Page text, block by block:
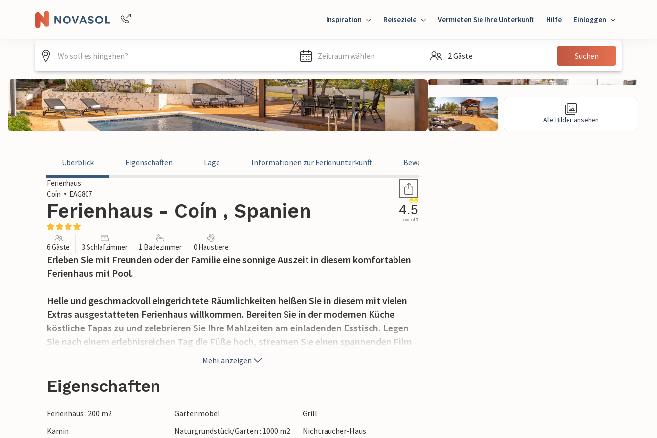
+4940688715475
Inspiration Reiseziele Vermieten Sie Ihre Unterkunft Hilfe Einloggen
Einloggen
Gast
Zeitraum wählen 2 Gäste Suchen
Alle Bilder ansehen
Überblick Eigenschaften Lage Informationen zur Ferienunterkunft Bewertungen
Ferienhaus
Coín
EAG807
Ferienhaus - Coín , Spanien 4.5
out of 5
6 Gäste 3 Schlafzimmer 1 Badezimmer 0 Haustiere
Erleben Sie mit Freunden oder der Familie eine sonnige Auszeit in diesem komfortablen
Ferienhaus mit Pool.
Helle und geschmackvoll eingerichtete Räumlichkeiten heißen Sie in diesem mit vielen
Extras ausgestatteten Ferienhaus willkommen. Bereiten Sie in der modernen Küche
köstliche Tapas zu und zelebrieren Sie Ihre Mahlzeiten am einladenden Esstisch. Legen
Sie nach einem erlebnisreichen Tag die Füße hoch, streamen Sie einen spannenden Film
oder machen Sie es sich im behaglichen Wohnzimmer für einen Spieleabend bequem.
Der gepflegte Außenbereich ist wie geschaffen für lange Tage unter der andalusischen
Sonne. Erfrischen Sie sich nach Lust und Laune im Pool, entspannen Sie auf den
bequemen Sonnenliegen und feiern Sie laue Sommernächte mit herrlichen Grillabenden
Mehr anzeigen
Eigenschaften
Ferienhaus : 200 m2 Gartenmöbel
Grill
Kamin
Naturgrundstück/Garten : 1000 m2
Nichtraucher-Haus